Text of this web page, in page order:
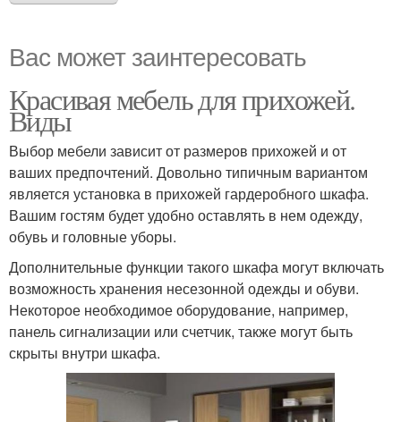
Вас может заинтересовать
Красивая мебель для прихожей.
Виды
Выбор мебели зависит от размеров прихожей и от
ваших предпочтений. Довольно типичным вариантом
является установка в прихожей гардеробного шкафа.
Вашим гостям будет удобно оставлять в нем одежду,
обувь и головные уборы.
Дополнительные функции такого шкафа могут включать
возможность хранения несезонной одежды и обуви.
Некоторое необходимое оборудование, например,
панель сигнализации или счетчик, также могут быть
скрыты внутри шкафа.